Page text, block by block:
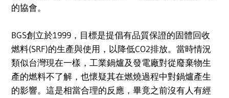
的協會。
BGS創立於1999，目標是提倡有品質保證的固體回收
燃料(SRF)的生產與使用，以降低CO2排放。當時情況
類似台灣現在一樣，工業鍋爐及發電廠對從廢棄物生
產的燃料不了解，也懷疑其在燃燒過程中對鍋爐產生
的影響。這是相當合理的反應，畢竟之前沒有人有經